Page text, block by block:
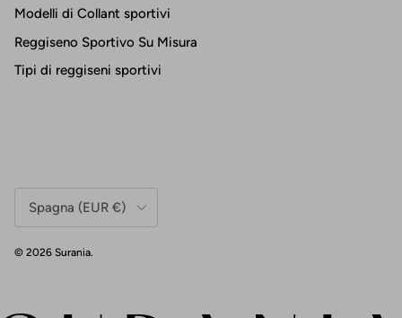
Modelli di Collant sportivi
Reggiseno Sportivo Su Misura
Tipi di reggiseni sportivi
Spagna (EUR €)
© 2026 Surania.